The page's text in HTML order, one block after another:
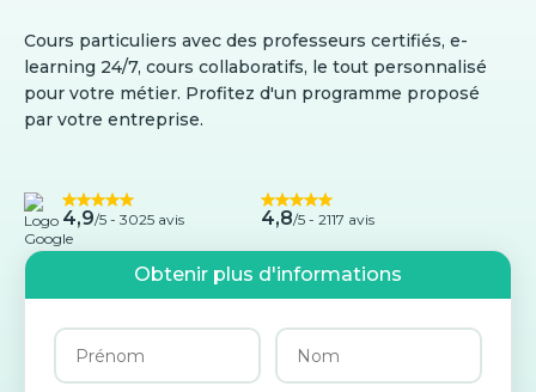
Cours particuliers avec des professeurs certifiés, e-
learning 24/7, cours collaboratifs, le tout personnalisé
pour votre métier. Profitez d'un programme proposé
par votre entreprise.
4,9/5 - 3025 avis 4,8/5 - 2117 avis
Obtenir plus d'informations